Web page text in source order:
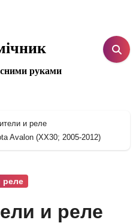
руками
и реле
Avalon (XX30; 2005-2012)
реле
и реле